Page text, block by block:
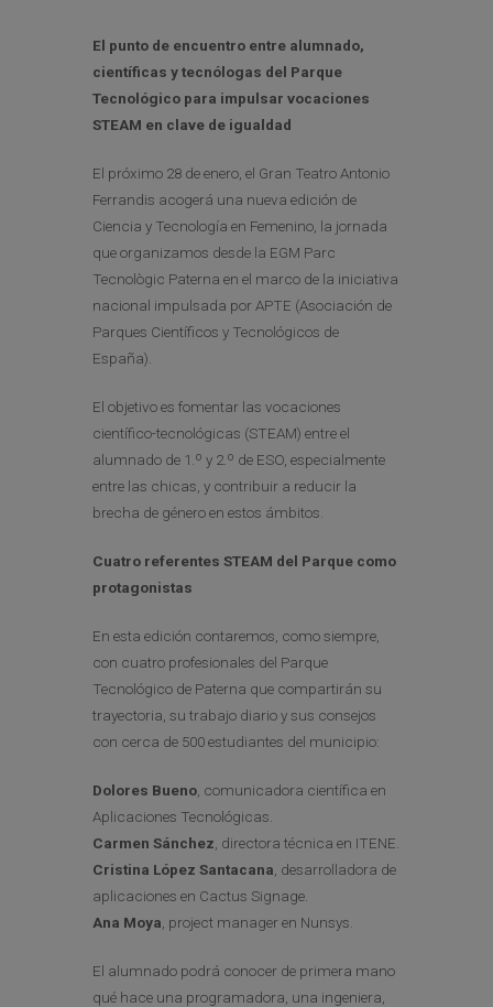
El punto de encuentro entre alumnado,
científicas y tecnólogas del Parque
Tecnológico para impulsar vocaciones
STEAM en clave de igualdad
El próximo 28 de enero, el Gran Teatro Antonio
Ferrandis acogerá una nueva edición de
Ciencia y Tecnología en Femenino, la jornada
que organizamos desde la EGM Parc
Tecnològic Paterna en el marco de la iniciativa
nacional impulsada por APTE (Asociación de
Parques Científicos y Tecnológicos de
España).
El objetivo es fomentar las vocaciones
científico-tecnológicas (STEAM) entre el
alumnado de 1.º y 2.º de ESO, especialmente
entre las chicas, y contribuir a reducir la
brecha de género en estos ámbitos.
Cuatro referentes STEAM del Parque como
protagonistas
En esta edición contaremos, como siempre,
con cuatro profesionales del Parque
Tecnológico de Paterna que compartirán su
trayectoria, su trabajo diario y sus consejos
con cerca de 500 estudiantes del municipio:
Dolores Bueno , comunicadora científica en
Aplicaciones Tecnológicas.
Carmen Sánchez , directora técnica en ITENE.
Cristina López Santacana , desarrolladora de
aplicaciones en Cactus Signage.
Ana Moya , project manager en Nunsys.
El alumnado podrá conocer de primera mano
qué hace una programadora, una ingeniera,